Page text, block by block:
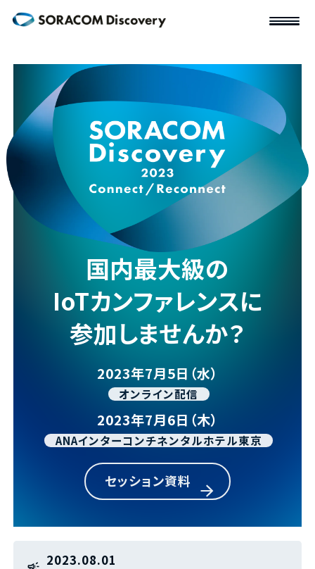
国内最大級の
IoTカンファレンスに
参加しませんか？
2023年7月5日（水）
オンライン配信
2023年7月6日（木）
ANAインターコンチネンタルホテル東京
セッション資料
2023.08.01